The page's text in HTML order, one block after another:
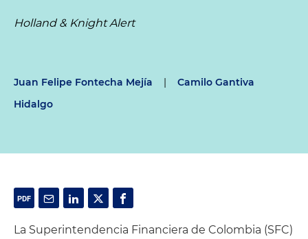
Holland & Knight Alert
Juan Felipe Fontecha Mejía |
Camilo Gantiva
Hidalgo
La Superintendencia Financiera de Colombia (SFC)